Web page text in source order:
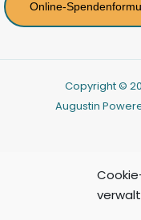
Online-
Copyright ©
Augustin